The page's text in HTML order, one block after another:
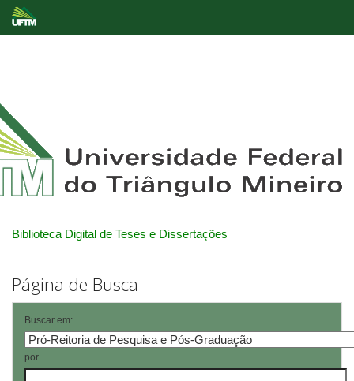
Biblioteca Digital de Teses e Dissertações
Página de Busca
Buscar em:
por